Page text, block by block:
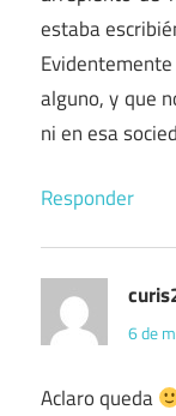
estaba
alguno, y que
ni en esa
Responder
6 de
Aclaro queda